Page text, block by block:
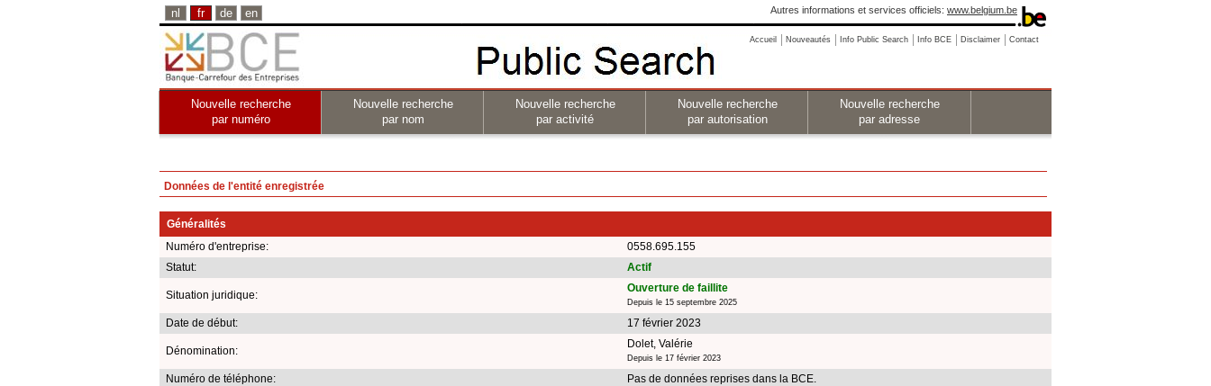
nl fr de en Autres informations et services officiels: www.belgium.be
Accueil Nouveautés Info Public Search Info BCE Disclaimer Contact
Nouvelle recherche
par numéro
Nouvelle recherche
par nom
Nouvelle recherche
par activité
Nouvelle recherche
par autorisation
Nouvelle recherche
par adresse
Données de l'entité enregistrée
Généralités
Numéro d'entreprise:
0558.695.155
Statut:
Actif
Situation juridique:
Ouverture de faillite
Depuis le 15 septembre 2025
Date de début: 17 février 2023
Dénomination:
Dolet, Valérie
Depuis le 17 février 2023
Numéro de téléphone:
Pas de données reprises dans la BCE.